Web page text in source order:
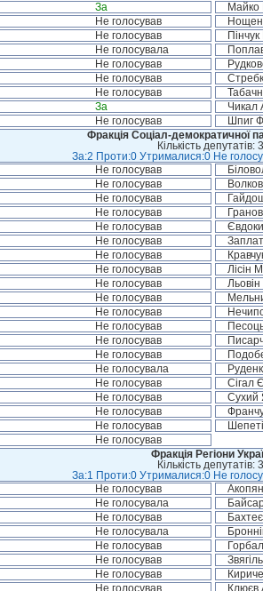
За Майко
Не голосував
Не голосував
Не голосувала
Не голосував
Не голосував
Не голосував
За Чикал
Не голосував Шпиг
Фракція Соціал-демократичної
Кількість депутатів:
За:2 Проти:0 Утрималися:0 Не
Не голосував
Не голосував
Не голосував
Не голосував
Не голосував
Не голосував
Не голосував
Не голосував Лісін
Не голосував Льовін
Не голосував
Не голосував
Не голосував
Не голосував
Не голосував
Не голосувала
Не голосував Сігал
Не голосував Сухий
Не голосував
Не голосував
Не голосував
Фракція Регіони
Кількість депутатів:
За:1 Проти:0 Утрималися:0 Не
Не голосував
Не голосувала
Не голосував
Не голосувала
Не голосував
Не голосував
Не голосував
Не голосував Клюєв